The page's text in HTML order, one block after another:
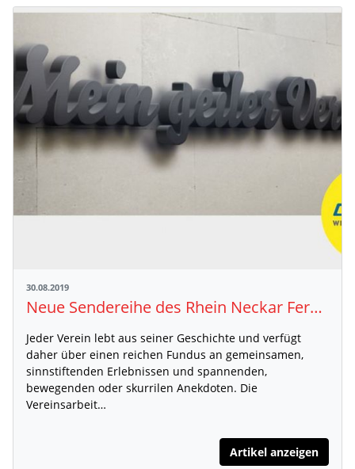
30.08.2019
Neue Sendereihe des Rhein Neckar Fernsehen (RNF): "Mein geiler Verein"
Jeder Verein lebt aus seiner Geschichte und verfügt
daher über einen reichen Fundus an gemeinsamen,
sinnstiftenden Erlebnissen und spannenden,
bewegenden oder skurrilen Anekdoten. Die
Vereinsarbeit…
Artikel anzeigen